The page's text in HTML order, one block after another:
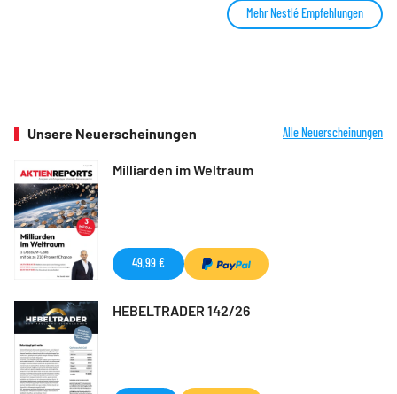
Mehr Nestlé Empfehlungen
Unsere Neuerscheinungen Alle Neuerscheinungen
Milliarden im Weltraum
49,99 €
HEBELTRADER 142/26